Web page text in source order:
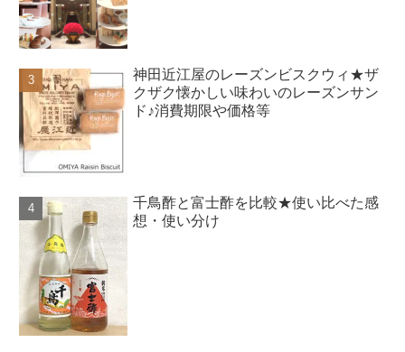
神田近江屋のレーズンビスクウィ★ザ
クザク懐かしい味わいのレーズンサン
ド♪消費期限や価格等
千鳥酢と富士酢を比較★使い比べた感
想・使い分け